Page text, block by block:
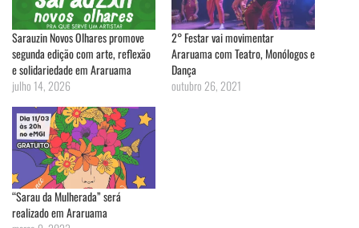
Sarauzin Novos Olhares promove
segunda edição com arte, reflexão
e solidariedade em Araruama
julho 14, 2026
2° Festar vai movimentar
Araruama com Teatro, Monólogos e
Dança
outubro 26, 2021
“Sarau da Mulherada” será
realizado em Araruama